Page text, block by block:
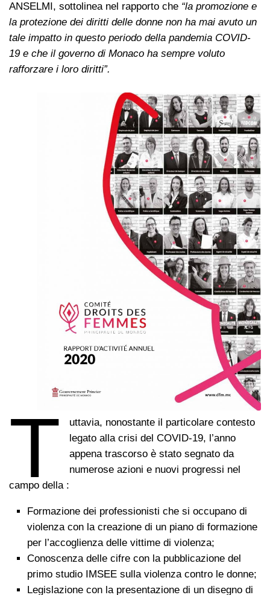
ANSELMI, sottolinea nel rapporto che “la promozione e
la protezione dei diritti delle donne non ha mai avuto un
tale impatto in questo periodo della pandemia COVID-
19 e che il governo di Monaco ha sempre voluto
rafforzare i loro diritti”.
T
uttavia, nonostante il particolare contesto
legato alla crisi del COVID-19, l’anno
appena trascorso è stato segnato da
numerose azioni e nuovi progressi nel
campo della :
Formazione dei professionisti che si occupano di
violenza con la creazione di un piano di formazione
per l’accoglienza delle vittime di violenza;
Conoscenza delle cifre con la pubblicazione del
primo studio IMSEE sulla violenza contro le donne;
Legislazione con la presentazione di un disegno di